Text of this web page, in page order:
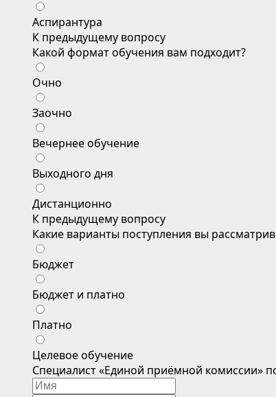
Аспирантура
К предыдущему вопросу
Какой формат обучения вам подходит?
Очно
Заочно
Вечернее обучение
Выходного дня
Дистанционно
К предыдущему вопросу
Какие варианты поступления вы
Бюджет
Бюджет и платно
Платно
Целевое обучение
Специалист «Единой приёмной комиссии»